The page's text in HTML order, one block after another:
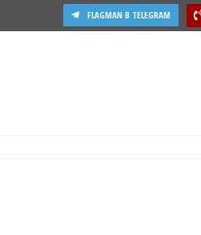
FLAGMAN В TELEGRAM